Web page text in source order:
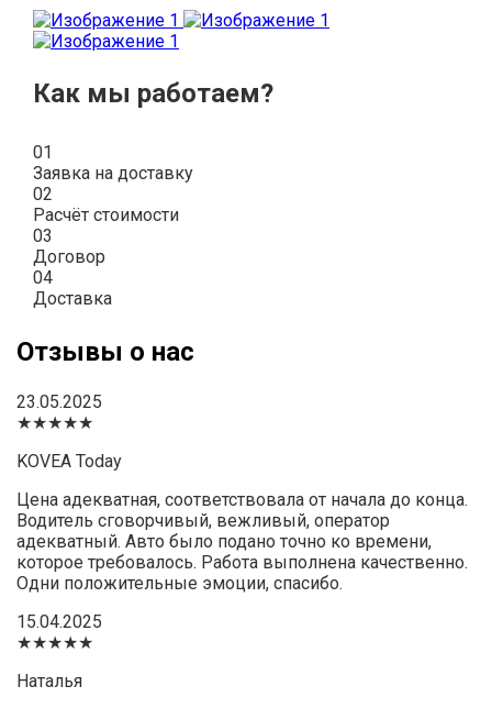
Как мы работаем?
01
Заявка на доставку
02
Расчёт стоимости
03
Договор
04
Доставка
Отзывы о нас
23.05.2025
★★★★★
KOVEA Today
Цена адекватная, соответствовала от начала до конца.
Водитель сговорчивый, вежливый, оператор
адекватный. Авто было подано точно ко времени,
которое требовалось. Работа выполнена качественно.
Одни положительные эмоции, спасибо.
15.04.2025
★★★★★
Наталья